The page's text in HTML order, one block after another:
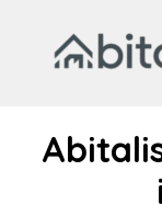
contenu